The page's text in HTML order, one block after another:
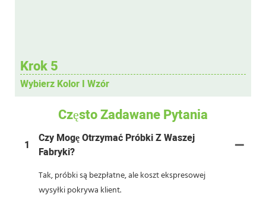
Krok 5
Wybierz Kolor I Wzór
Często Zadawane Pytania
1
Czy Mogę Otrzymać Próbki Z Waszej
Fabryki?
Tak, próbki są bezpłatne, ale koszt ekspresowej
wysyłki pokrywa klient.